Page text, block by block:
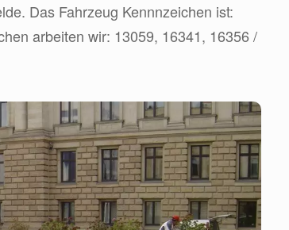
Das Fahrzeug Kennnzeichen ist:
arbeiten wir: 13059, 16341, 16356 /